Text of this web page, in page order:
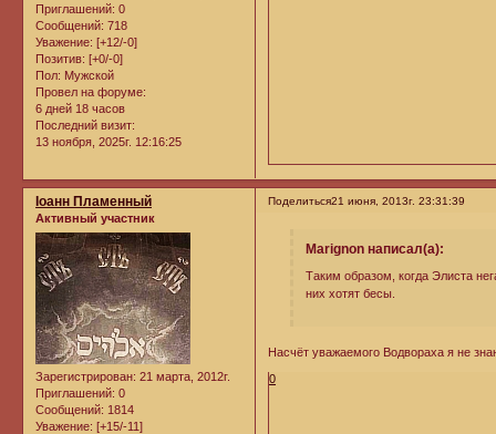
Приглашений: 0
Сообщений: 718
Уважение: [+12/-0]
Позитив: [+0/-0]
Пол: Мужской
Провел на форуме:
6 дней 18 часов
Последний визит:
13 ноября, 2025г. 12:16:25
Поделиться21 июня, 2013г. 23:31:39
Iоанн Пламенный
Активный участник
Зарегистрирован: 21 марта, 2012г.
Приглашений: 0
Сообщений: 1814
Уважение: [+15/-11]
Marignon написал(а):
Таким образом, когда Элиста
них хотят бесы.
Насчёт уважаемого Водвораха я не
0